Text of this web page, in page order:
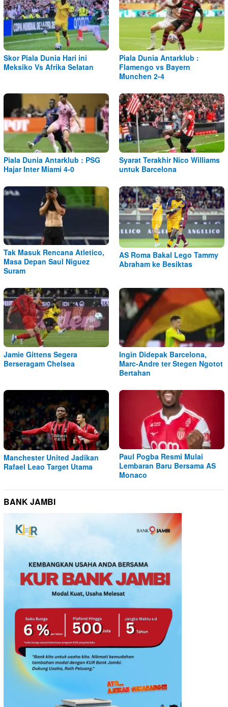
Skor Piala Dunia Hari ini
Meksiko Vs Afrika Selatan
Piala Dunia Antarklub :
Flamengo vs Bayern
Munchen 2-4
Piala Dunia Antarklub : PSG
Hajar Inter Miami 4-0
Syarat Terakhir Nico Williams
untuk Barcelona
Tak Masuk Rencana Atletico,
Masa Depan Saul Niguez
Suram
AS Roma Bakal Lego Tammy
Abraham ke Besiktas
Jamie Gittens Segera
Berseragam Chelsea
Ingin Didepak Barcelona,
Marc-Andre ter Stegen Ngotot
Bertahan
Manchester United Jadikan
Rafael Leao Target Utama
Paul Pogba Resmi Mulai
Lembaran Baru Bersama AS
Monaco
BANK JAMBI